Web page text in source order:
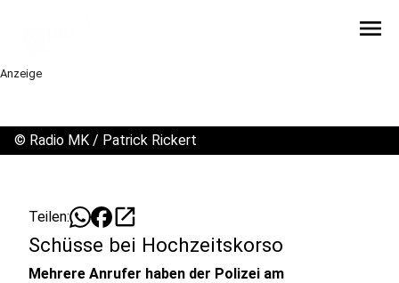
menu
Anzeige
© Radio MK / Patrick Rickert
Teilen: open_in_new
Schüsse bei Hochzeitskorso
Mehrere Anrufer haben der Polizei am